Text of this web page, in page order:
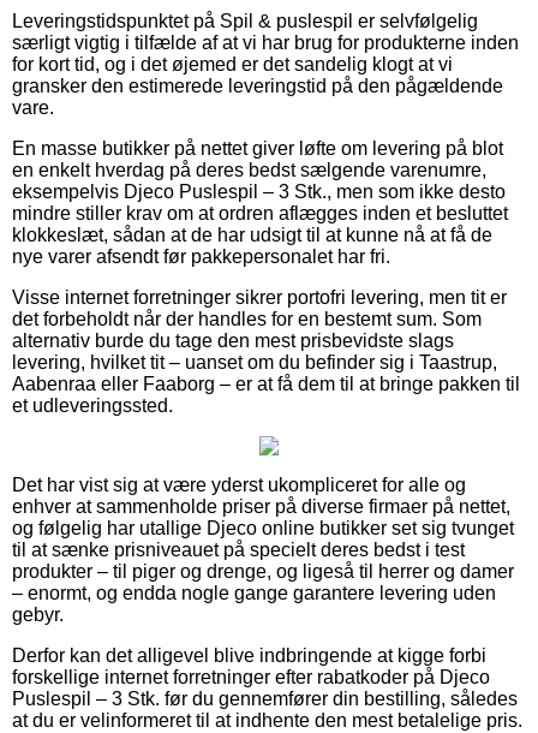
Leveringstidspunktet på Spil & puslespil er selvfølgelig
særligt vigtig i tilfælde af at vi har brug for produkterne inden
for kort tid, og i det øjemed er det sandelig klogt at vi
gransker den estimerede leveringstid på den pågældende
vare.
En masse butikker på nettet giver løfte om levering på blot
en enkelt hverdag på deres bedst sælgende varenumre,
eksempelvis Djeco Puslespil – 3 Stk., men som ikke desto
mindre stiller krav om at ordren aflægges inden et besluttet
klokkeslæt, sådan at de har udsigt til at kunne nå at få de
nye varer afsendt før pakkepersonalet har fri.
Visse internet forretninger sikrer portofri levering, men tit er
det forbeholdt når der handles for en bestemt sum. Som
alternativ burde du tage den mest prisbevidste slags
levering, hvilket tit – uanset om du befinder sig i Taastrup,
Aabenraa eller Faaborg – er at få dem til at bringe pakken til
et udleveringssted.
Det har vist sig at være yderst ukompliceret for alle og
enhver at sammenholde priser på diverse firmaer på nettet,
og følgelig har utallige Djeco online butikker set sig tvunget
til at sænke prisniveauet på specielt deres bedst i test
produkter – til piger og drenge, og ligeså til herrer og damer
– enormt, og endda nogle gange garantere levering uden
gebyr.
Derfor kan det alligevel blive indbringende at kigge forbi
forskellige internet forretninger efter rabatkoder på Djeco
Puslespil – 3 Stk. før du gennemfører din bestilling, således
at du er velinformeret til at indhente den mest betalelige pris.